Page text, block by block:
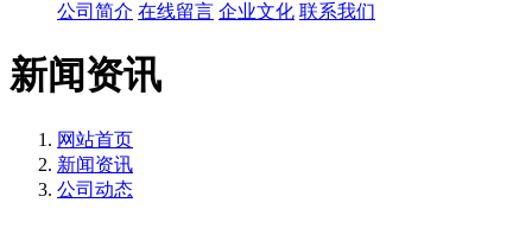
公司简介 在线留言 企业文化 联系我们
新闻资讯
网站首页
新闻资讯
公司动态